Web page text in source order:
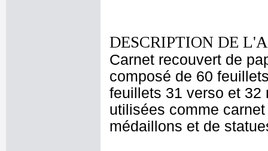
DESCRIPTION DE
Carnet recouvert de
composé de 60
feuillets 31 verso et 32
utilisées comme
médaillons et de